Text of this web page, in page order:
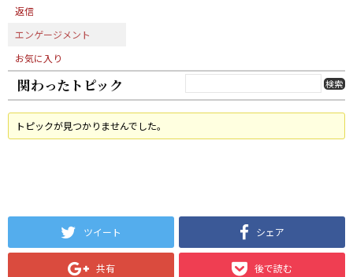
返信
エンゲージメント
お気に入り
関わったトピック
トピックが見つかりませんでした。
ツイート シェア
共有 後で読む